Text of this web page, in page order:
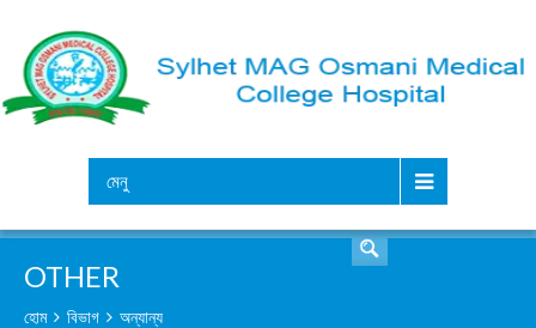
মেনু
OTHER
হোম বিভাগ অন্যান্য